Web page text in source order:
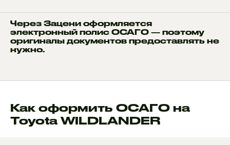
Через Зацени оформляется
электронный полис ОСАГО — поэтому
оригиналы документов предоставлять не
нужно.
Как оформить ОСАГО на
Toyota WILDLANDER